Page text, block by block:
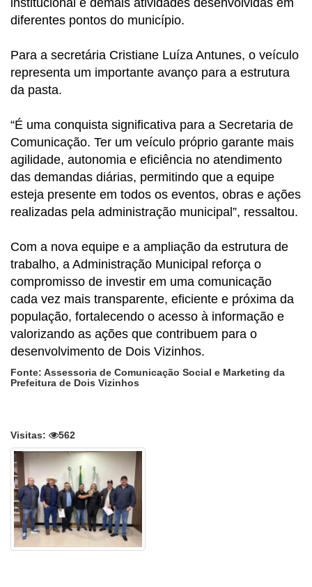
diferentes pontos do município.
Para a secretária Cristiane Luíza Antunes, o veículo
representa um importante avanço para a estrutura
da pasta.
“É uma conquista significativa para a Secretaria de
Comunicação. Ter um veículo próprio garante mais
agilidade, autonomia e eficiência no atendimento
das demandas diárias, permitindo que a equipe
esteja presente em todos os eventos, obras e ações
realizadas pela administração municipal”, ressaltou.
Com a nova equipe e a ampliação da estrutura de
trabalho, a Administração Municipal reforça o
compromisso de investir em uma comunicação
cada vez mais transparente, eficiente e próxima da
população, fortalecendo o acesso à informação e
valorizando as ações que contribuem para o
desenvolvimento de Dois Vizinhos.
Fonte: Assessoria de Comunicação Social e Marketing da
Prefeitura de Dois Vizinhos
Visitas: 562